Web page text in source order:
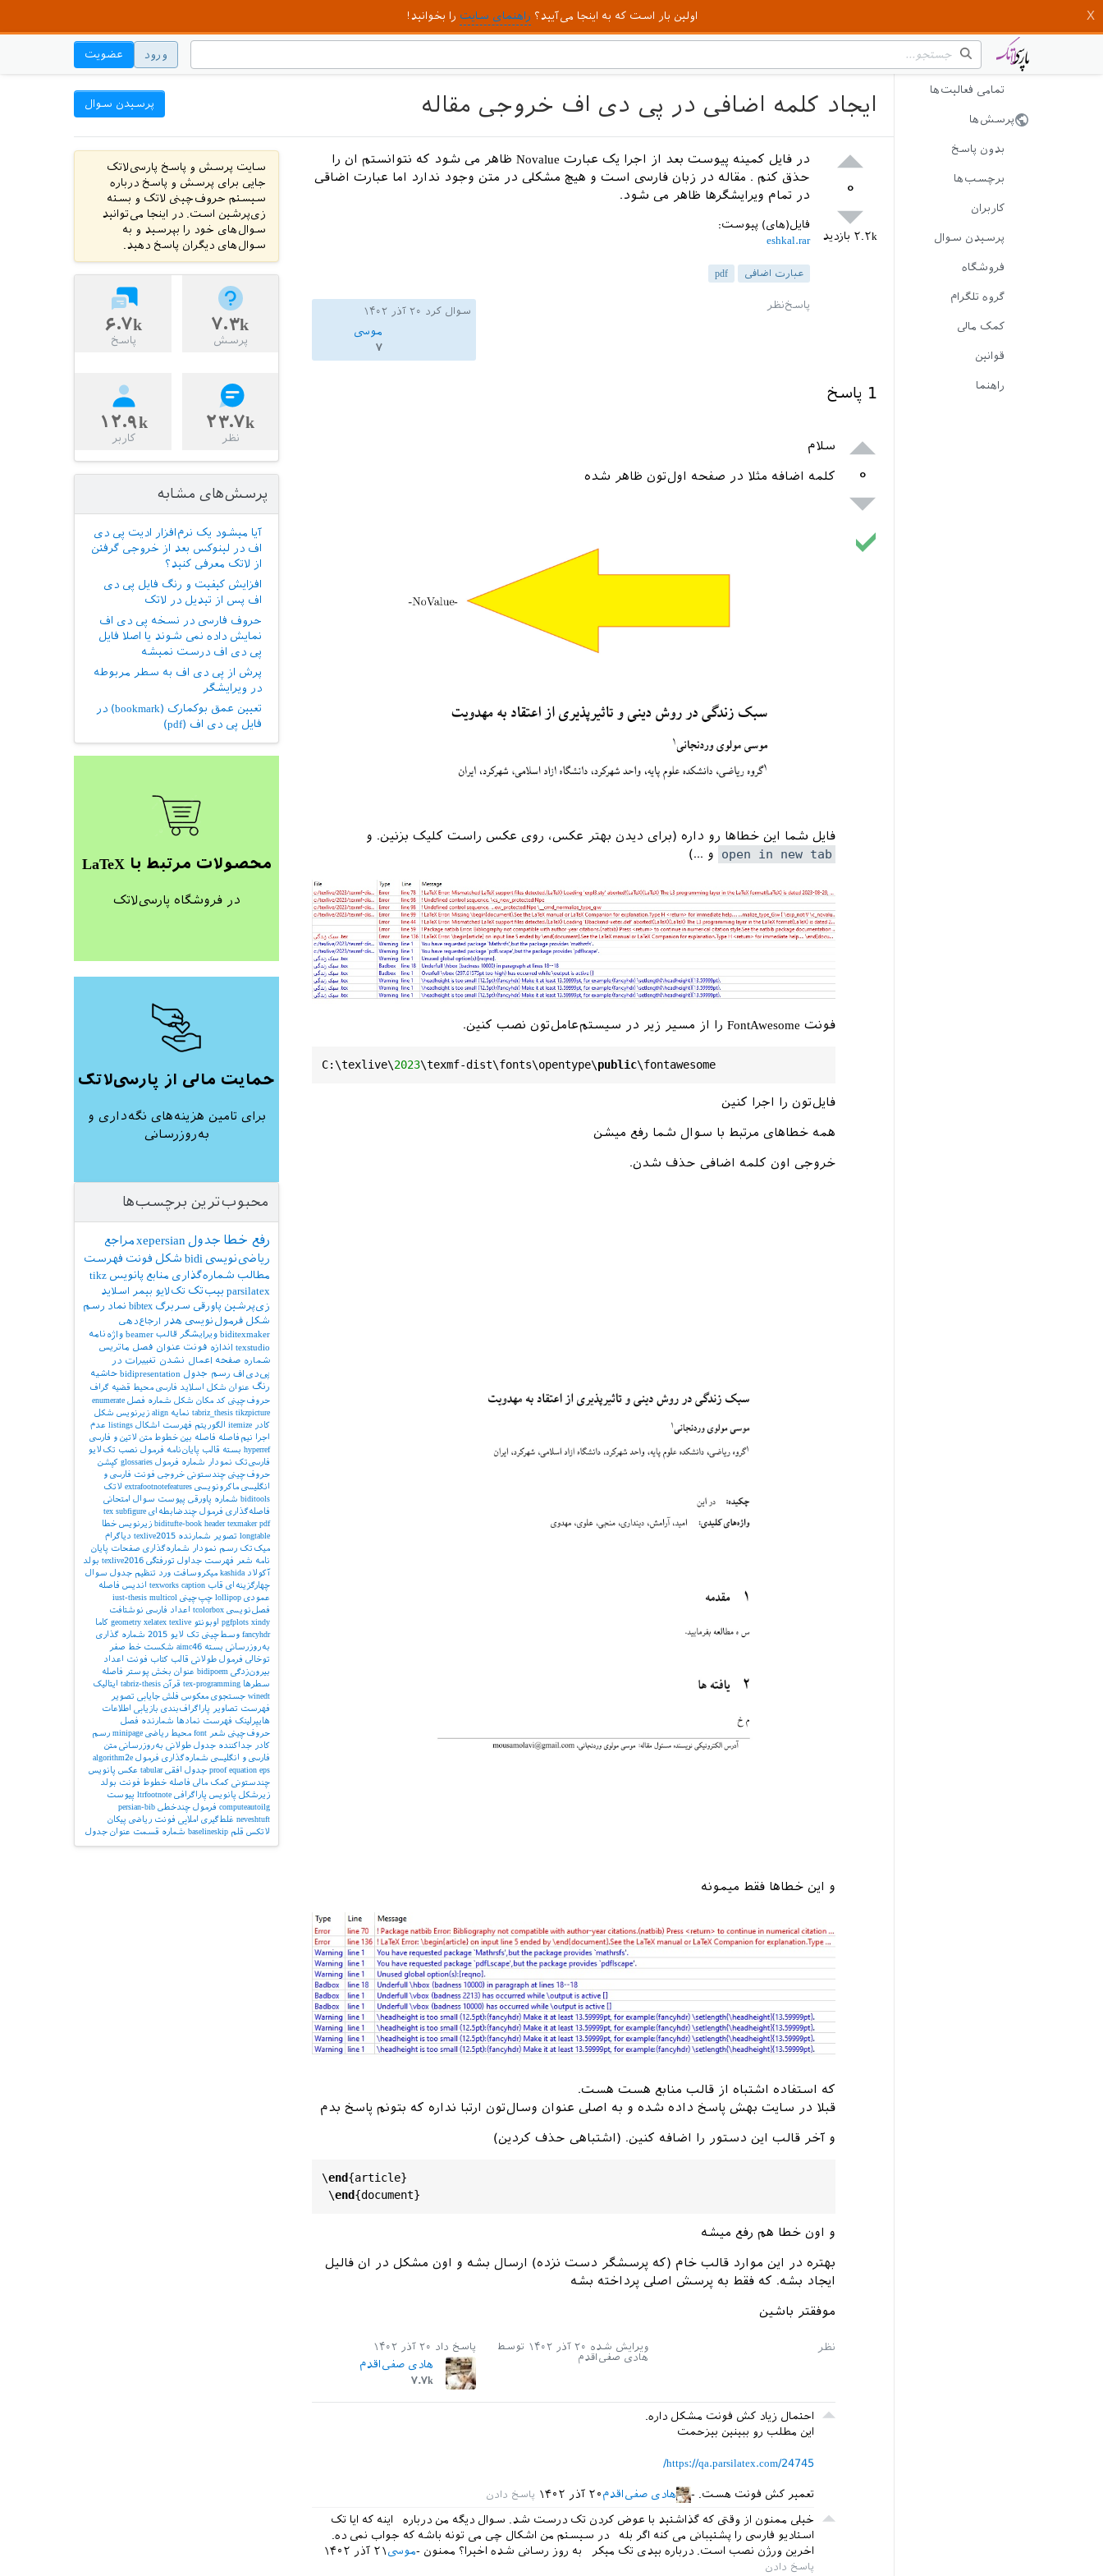
اولین بار است که به اینجا می‌آیید؟ راهنمای سایت را بخوانید!
ورود عضویت
تمامی فعالیت‌ها
پرسش‌ها
بدون پاسخ
برچسب‌ها
کاربران
پرسیدن سوال
فروشگاه
گروه تلگرام
کمک مالی
قوانین
راهنما
ایجاد کلمه اضافی در پی دی اف خروجی مقاله پرسیدن سوال
۰
۲.۲k بازدید
در فایل کمینه پیوست بعد از اجرا یک عبارت Novalue ظاهر می شود که نتوانستم ان را
حذق کنم . مقاله در زبان فارسی است و هیچ مشکلی در متن وجود ندارد اما عبارت اضاقی
در تمام ویرایشگرها ظاهر می شود.
فایل(های) پیوست:
eshkal.rar
عبارت اضافی pdf
سوال کرد ۲۰ آذر ۱۴۰۲
موسی
۷
1 پاسخ
۰
سلام
کلمه اضافه مثلا در صفحه اول‌تون ظاهر شده
فایل شما این خطاها رو داره (برای دیدن بهتر عکس، روی عکس راست کلیک بزنین. و
open in new tab
و ...)
فونت FontAwesome را از مسیر زیر در سیستم‌عامل‌تون نصب کنین.
C:\texlive\2023\texmf-dist\fonts\opentype\public
فایل‌تون را اجرا کنین
همه خطاهای مرتبط با سوال شما رفع میشن
خروجی اون کلمه اضافی‌ حذف شدن.
و این خطاها فقط میمونه
که استفاده اشتباه از قالب منابع هست هست.
قبلا در سایت بهش پاسخ داده شده و به اصلی عنوان وسال‌تون ارتبا نداره که بتونم پاسخ بدم
و آخر قالب این دستور را اضافه کنین. (اشتباهی حذف کردین)
\end{article}
\end{document
و اون خطا هم رفع میشه
بهتره در این موارد قالب خام (که پرسشگر دست نزده) ارسال بشه و اون مشکل در ان فالیل
ایجاد بشه. که فقط به پرسش اصلی پرداخته بشه
موفقتر باشین
ویرایش شده ۲۰ آذر ۱۴۰۲
توسط
هادی صفی‌اقدم
پاسخ داد ۲۰ آذر ۱۴۰۲
هادی صفی‌اقدم
۷.۷k
احتمال زیاد کش فونت مشکل داره.
این مطلب رو ببینین بیزحمت
https://qa.parsilatex.com/24745/
تعمیر کش فونت هست. ۲۰ آذر ۱۴۰۲ هادی صفی‌اقدم
خیلی ممنون از وقتی که گذاشتید با عوض کردن تک درست شد. سوال دیگه من درباره اینه که ایا تک
استادیو فارسی را پشتیبانی می کنه اگر بله در سیستم من اشکال چی می تونه باشه که جواب نمی ده.
اخرین ورژن نصب است. درباره بیدی تک میکر به روز رسانی شده اخیرا؟ ممنون
۲۱ آذر ۱۴۰۲ موسی
سایت پرسش و پاسخ پارسی‌لاتک
جایی برای پرسش و پاسخ درباره
سیستم حروف‌چینی لاتک و بسته
زی‌پرشین است. در اینجا می‌توانید
سوال‌های خود را بپرسید و به
سوال‌های دیگران پاسخ دهید.
۷.۳k
پرسش
۶.۷k
پاسخ
۲۳.۷k
نظر
۱۲.۹k
کاربر
پرسش‌های مشابه
آیا میشود یک نرم‌افزار ادیت پی دی
اف در لینوکس بعد از خروجی گرفتن
از لاتک معرفی کنید؟
افزایش کیفیت و رنگ فایل پی دی
اف پس از تیدیل در لاتک
حروف فارسی در نسخه پی دی اف
نمایش داده نمی شوند یا اصلا فایل
پی دی اف درست نمیشه
پرش از پی دی اف به سطر مربوطه
در ویرایشگر‍
تعیین عمق بوکمارک (bookmark) در
فایل پی دی اف (pdf)
محصولات مرتبط با LaTeX
در فروشگاه پارسی‌لاتک
حمایت مالی از پارسی‌لاتک
برای تامین هزینه‌های نگه‌داری و
به‌روزرسانی
محبوب‌ترین برچسب‌ها
رفع خطا جدول xepersianمراجع
ریاضی‌نویسی bidi شکل فونت فهرست
مطالب شماره‌گذاری منابع پانویس tikz
parsilatex بیب‌تک تک‌لایو بیمر اسلاید
زی‌پرشین پاورقی سربرگ bibtex نماد رسم
شکل فرمول‌نویسی هدر
ارجاع‌دهی
biditexmaker ویرایشگر قالب beamer واژه‌نامه
texstudio اندازه فونت عنوان فصل ماتریس
شماره صفحه اعمال نشدن تغییرات در
پی‌دی‌اف رسم جدول bidipresentation حاشیه
رنگ عنوان شکل اسلاید فارسی محیط قضیه گراف
حروف‌چینی کد مکان شکل شماره فصل enumerate
tabriz_thesis tikzpicture نمایه align زیرنویس شکل
کادر
itemize الگوریتم فهرست اشکال listings عدم
اجرا
نیم‌فاصله فاصله بین خطوط متن لاتین و فارسی
hyperref بسته قالب پایان‌نامه فرمول نصب تک‌لایو
فارسی‌تک نمودار شماره فرمول glossaries کپشن
حروف‌چینی چندستونی خروجی فونت فارسی و
انگلیسی ماکرونویسی extrafootnotefeatures لاتک
biditools شماره پاورقی پیوست‌ سوال امتحانی
فاصله‌گذاری فرمول چندضابطه‌ای tex subfigure
biditufte-book header texmaker pdf زیرنویس خطا
longtable تصویر شمارنده texlive2015 دیاگرام
میک‌تک رسم نمودار شماره‌گذاری صفحات پایان
نامه شعر فهرست جداول تورفتگی texlive2016 بولد
آکولاد kashida میکروسافت ورد تنظیم جدول سوال
چهارگزینه‌ای قاب texworks caption اندیس فاصله
عمودی lollipop چپ‌چینی iust-thesis multicol
فصل‌نویسی tcolorbox اعداد فارسی نوشتافت
pgfplots xindy اوبونتو geometry xelatex texlive
کاما
fancyhdr وسط‌چینی تک لایو 2015
شماره گذاری
به‌روزرسانی بسته aimc46 شکست خط صفر
توخالی فرمول طولانی قالب کتاب فونت اعداد
بیرون‌زدگی bidipoem عنوان بخش پوستر
فاصله
سطرها
tex-programming قرآن tabriz-thesis
ایتالیک
winedt جستجوی معکوس فلش جایابی تصویر
فهرست تصاویر
پاراگراف‌بندی بازیابی اطلاعات
هایپرلینک فهرست نمادها
شمارنده فصل
حروف‌چینی شعر font محیط ریاضی minipage رسم
کادر
جداکننده جدول طولانی به‌روزرسانی متن
فارسی و انگلیسی شماره‌گذاری فرمول algorithm2e
proof equation eps جدول افقی tabular عکس پانویس
چندستونی کمک مالی فاصله خطوط فونت بولد
زیرشکل پانویس پاراگرافی ltrfootnote پیوست
computeautoilg فرمول چندخطی persian-bib
neveshtuft غلط‌گیری املایی فونت ریاضی پیکان
لاتکس قلم baselineskip شماره قسمت عنوان جدول